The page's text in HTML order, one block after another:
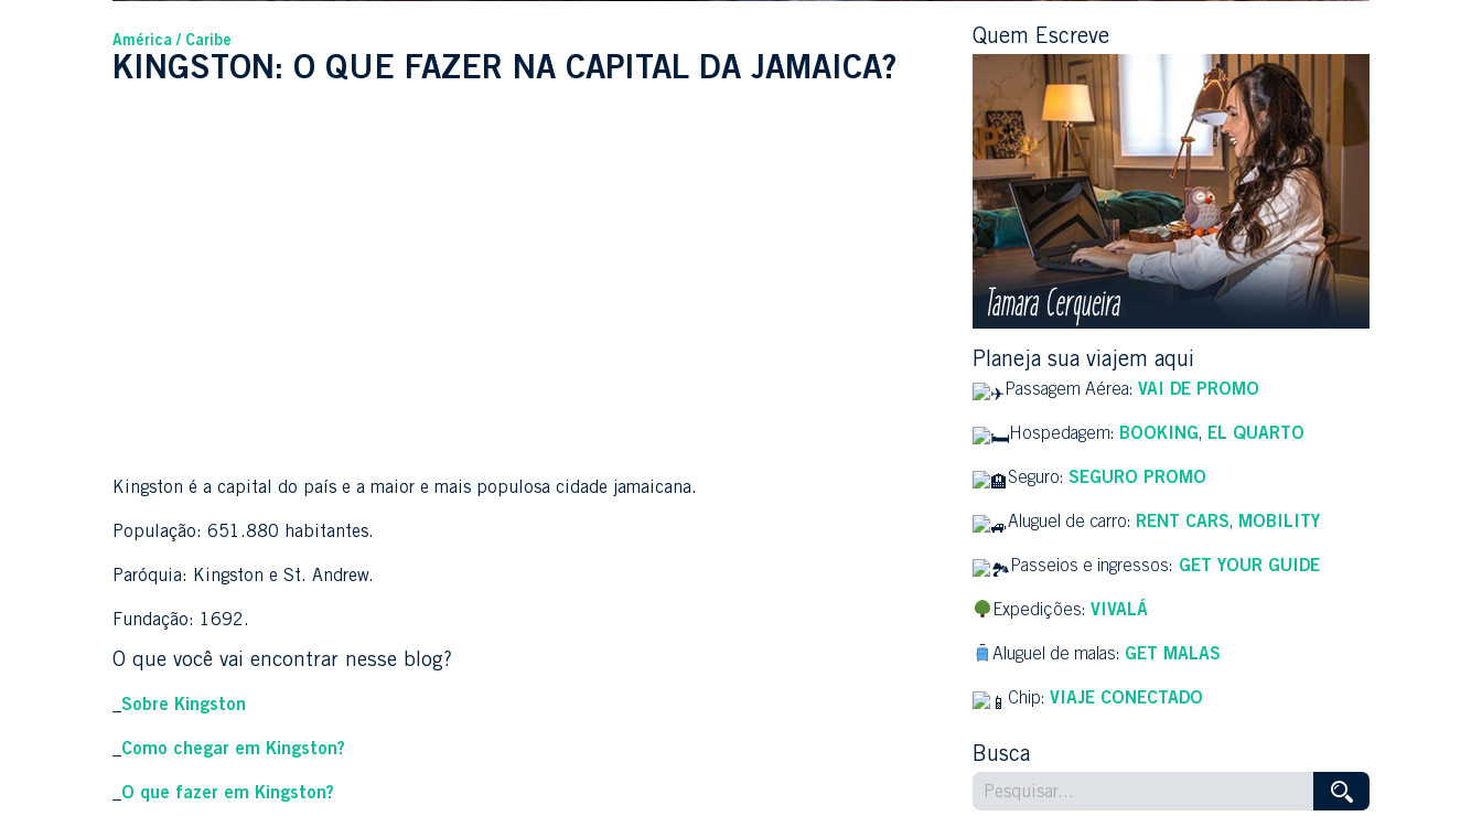
América Caribe
KINGSTON: O QUE FAZER NA CAPITAL DA JAMAICA?
Kingston é a capital do país e a maior e mais populosa cidade jamaicana.
População: 651.880 habitantes.
Paróquia: Kingston e St. Andrew.
Fundação: 1692.
O que você vai encontrar nesse blog?
Sobre Kingston
Como chegar em Kingston?
O que fazer em Kingston?
Quem Escreve
Planeja sua viajem aqui
Passagem Aérea: VAI DE PROMO
Hospedagem: BOOKING, EL QUARTO
Seguro: SEGURO PROMO
Aluguel de carro: RENT CARS, MOBILITY
Passeios e ingressos: GET YOUR GUIDE
Expedições:VIVALÁ
Aluguel de malas: GET MALAS
Chip: VIAJE CONECTADO
Busca